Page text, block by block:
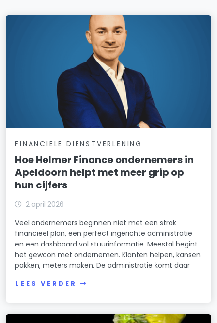
FINANCIELE DIENSTVERLENING
Hoe Helmer Finance ondernemers in
Apeldoorn helpt met meer grip op
hun cijfers
2 april 2026
Veel ondernemers beginnen niet met een strak
financieel plan, een perfect ingerichte administratie
en een dashboard vol stuurinformatie. Meestal begint
het gewoon met ondernemen. Klanten helpen, kansen
pakken, meters maken. De administratie komt daar
LEES VERDER